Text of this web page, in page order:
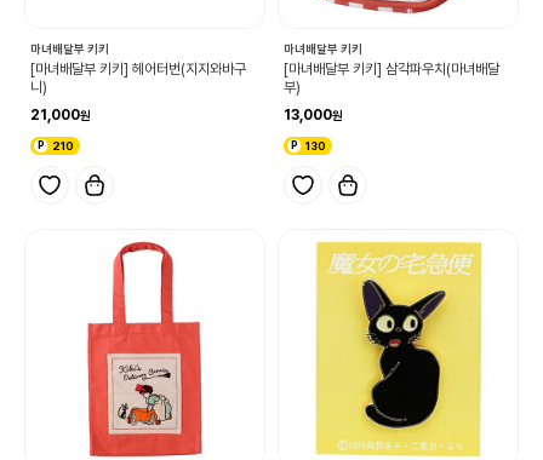
마녀배달부 키키
[마녀배달부 키키] 헤어터번(지지와바구
니)
21,000
210
마녀배달부 키키
[마녀배달부 키키] 삼각파우치(마녀배달
부)
13,000
130